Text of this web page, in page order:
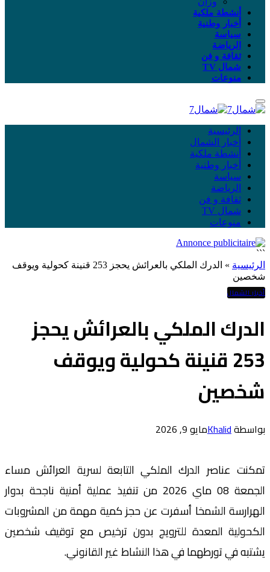
أنشطة ملكية
أخبار وطنية
سياسة
الرياضة
ثقافة و فن
شمال TV
منوعات
الرئيسية
أخبار الشمال
أنشطة ملكية
أخبار وطنية
سياسة
الرياضة
ثقافة و فن
شمال TV
منوعات
```
الرئيسية »
الدرك الملكي بالعرائش يحجز 253 قنينة كحولية ويوقف
شخصين
أخبار الشمال
الدرك الملكي بالعرائش يحجز
253 قنينة كحولية ويوقف
شخصين
بواسطةKhalidمايو 9, 2026
تمكنت عناصر الدرك الملكي التابعة لسرية العرائش مساء
الجمعة 08 ماي 2026 من تنفيذ عملية أمنية ناجحة بدوار
الهرارسة الشمخا أسفرت عن حجز كمية مهمة من المشروبات
الكحولية المعدة للترويج بدون ترخيص مع توقيف شخصين
يشتبه في تورطهما في هذا النشاط غير القانوني.